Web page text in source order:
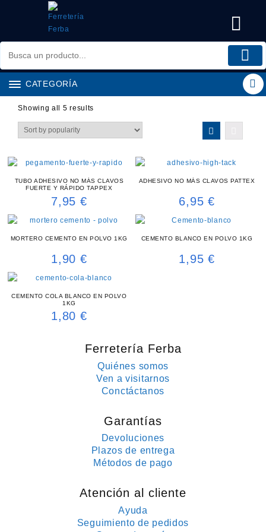
CATEGORÍA
Showing all 5 results
TUBO ADHESIVO NO MÁS CLAVOS
FUERTE Y RÁPIDO TAPPEX
7,95 €
ADHESIVO NO MÁS CLAVOS PATTEX
6,95 €
MORTERO CEMENTO EN POLVO 1KG
1,90 €
CEMENTO BLANCO EN POLVO 1KG
1,95 €
CEMENTO COLA BLANCO EN POLVO
1KG
1,80 €
Ferretería Ferba
Quiénes somos
Ven a visitarnos
Conctáctanos
Garantías
Devoluciones
Plazos de entrega
Métodos de pago
Atención al cliente
Ayuda
Seguimiento de pedidos